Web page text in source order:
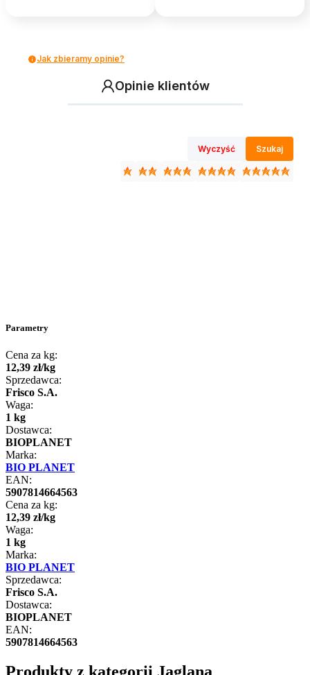
Jak zbieramy opinie?
Opinie klientów
Wyczyść Szukaj
Parametry
Cena za kg:
12,39 zł/kg
Sprzedawca:
Frisco S.A.
Waga:
1 kg
Dostawca:
BIOPLANET
Marka:
BIO PLANET
EAN:
5907814664563
Cena za kg:
12,39 zł/kg
Waga:
1 kg
Marka:
BIO PLANET
Sprzedawca:
Frisco S.A.
Dostawca:
BIOPLANET
EAN:
5907814664563